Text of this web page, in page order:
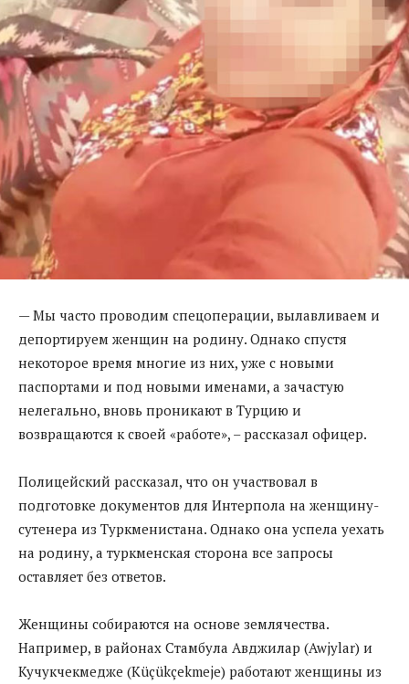
— Мы часто проводим спецоперации, вылавливаем и
депортируем женщин на родину. Однако спустя
некоторое время многие из них, уже с новыми
паспортами и под новыми именами, а зачастую
нелегально, вновь проникают в Турцию и
возвращаются к своей «работе», – рассказал офицер.
Полицейский рассказал, что он участвовал в
подготовке документов для Интерпола на женщину-
сутенера из Туркменистана. Однако она успела уехать
на родину, а туркменская сторона все запросы
оставляет без ответов.
Женщины собираются на основе землячества.
Например, в районах Стамбула Авджилар (Awjylar) и
Кучукчекмедже (Küçükçekmeje) работают женщины из